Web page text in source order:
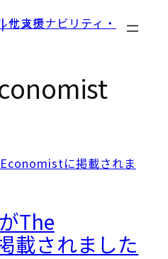
The
載されました